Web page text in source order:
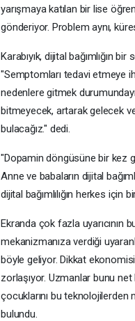
yarışmaya katılan bir lise
gönderiyor. Problem aynı,
Karabıyık, dijital bağımlığın
"Semptomları tedavi etmeye
nedenlere gitmek
bitmeyecek, artarak gelecek
bulacağız." dedi.
"Dopamin döngüsüne bir kez
Anne ve babaların dijital
dijital bağımlılığın herkes için
Ekranda çok fazla uyarıcının
mekanizmanıza verdiği
böyle geliyor. Dikkat
zorlaşıyor. Uzmanlar bunu
çocuklarını bu teknolojilerden
bulundu.